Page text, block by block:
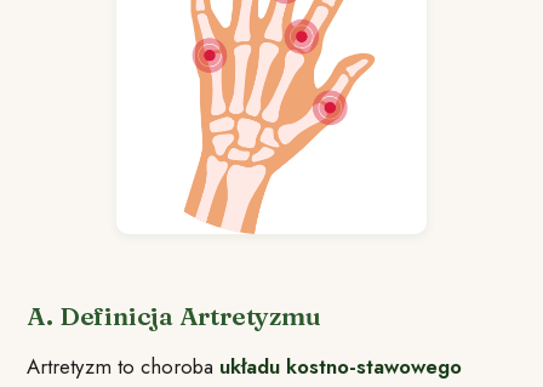
A. Definicja Artretyzmu
Artretyzm to choroba układu kostno-stawowego